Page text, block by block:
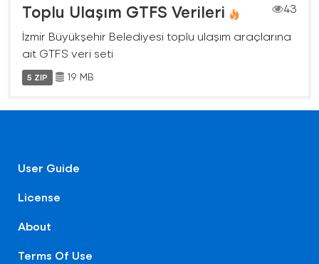
Toplu Ulaşım GTFS Verileri
43
İzmir Büyükşehir Belediyesi toplu ulaşım araçlarına
ait GTFS veri seti
5 ZIP 19 MB
User Guide
License
About
Terms Of Use